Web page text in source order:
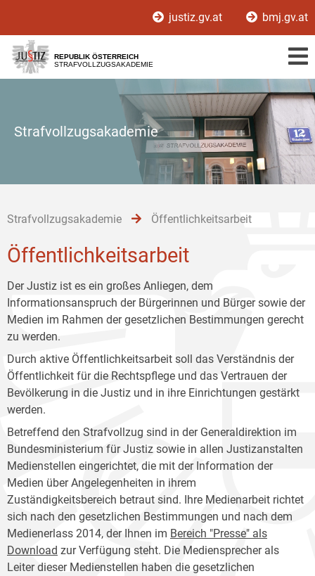
[1]
[2]
[3]
justiz.gv.at bmj.gv.at
REPUBLIK ÖSTERREICH
STRAFVOLLZUGSAKADEMIE
Strafvollzugsakademie
Strafvollzugsakademie Öffentlichkeitsarbeit
Öffentlichkeitsarbeit
Der Justiz ist es ein großes Anliegen, dem
Informationsanspruch der Bürgerinnen und Bürger sowie der
Medien im Rahmen der gesetzlichen Bestimmungen gerecht
zu werden.
Durch aktive Öffentlichkeitsarbeit soll das Verständnis der
Öffentlichkeit für die Rechtspflege und das Vertrauen der
Bevölkerung in die Justiz und in ihre Einrichtungen gestärkt
werden.
Betreffend den Strafvollzug sind in der Generaldirektion im
Bundesministerium für Justiz sowie in allen Justizanstalten
Medienstellen eingerichtet, die mit der Information der
Medien über Angelegenheiten in ihrem
Zuständigkeitsbereich betraut sind. Ihre Medienarbeit richtet
sich nach den gesetzlichen Bestimmungen und nach dem
Medienerlass 2014, der Ihnen im Bereich "Presse" als
Download zur Verfügung steht. Die Mediensprecher als
Leiter dieser Medienstellen haben die gesetzlichen